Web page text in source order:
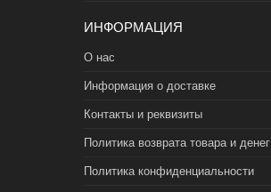
ИНФОРМАЦИЯ
О нас
Информация о доставке
Контакты и реквизиты
Политика возврата товара и денег
Политика конфиденциальности